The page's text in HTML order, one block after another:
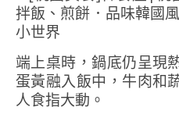
端上桌時，鍋底仍呈現
蛋黃融入飯中，牛肉和
人食指大動。